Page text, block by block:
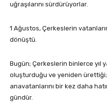
uğraşılarını sürdürüyorlar.
1 Ağustos, Çerkeslerin
dönüştü.
Bugün; Çerkeslerin binlerce yıl
oluşturduğu ve yeniden ürettiği;
anavatanlarını bir kez daha
gündür.